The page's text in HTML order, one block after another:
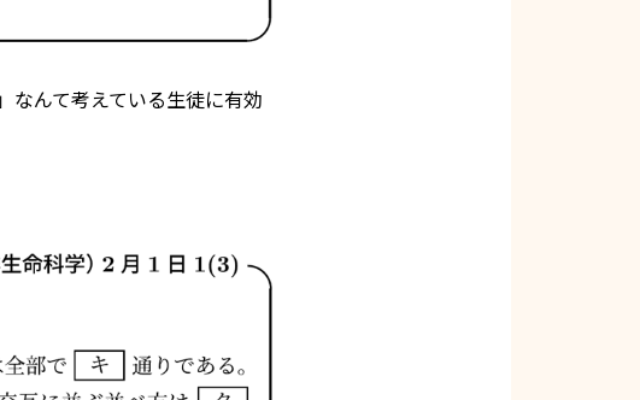
なんて考えている生徒に有効